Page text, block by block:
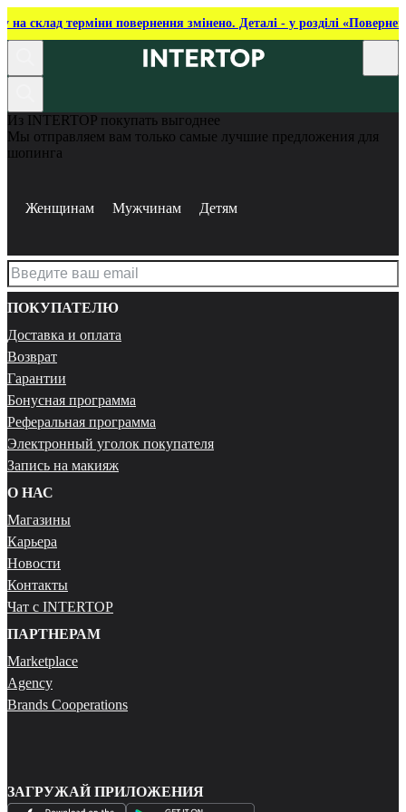
на склад терміни повернення змінено. Деталі - у розділі
Из INTERTOP покупать выгоднее
Мы отправляем вам только самые лучшие предложения для
шопинга
Женщинам Мужчинам Детям
ПОКУПАТЕЛЮ
Доставка и оплата
Возврат
Гарантии
Бонусная программа
Реферальная программа
Электронный уголок покупателя
Запись на макияж
О НАС
Магазины
Карьера
Новости
Контакты
Чат с INTERTOP
ПАРТНЕРАМ
Marketplace
Agency
Brands Cooperations
ЗАГРУЖАЙ ПРИЛОЖЕНИЯ